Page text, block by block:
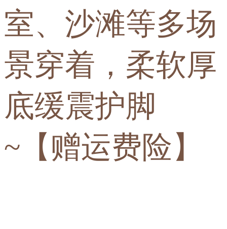
室、沙滩等多场
景穿着，柔软厚
底缓震护脚
~【赠运费险】